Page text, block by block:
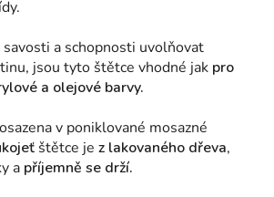
a schopnosti uvolňovat
jsou tyto štětce vhodné jak pro
a olejové barvy.
osazena v poniklované mosazné
štětce je z lakovaného dřeva,
a příjemně se drží.